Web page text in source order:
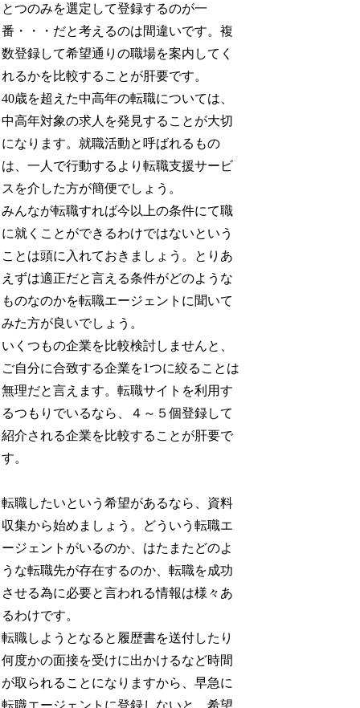
とつのみを選定して登録するのが一
番・・・だと考えるのは間違いです。複
数登録して希望通りの職場を案内してく
れるかを比較することが肝要です。
40歳を超えた中高年の転職については、
中高年対象の求人を発見することが大切
になります。就職活動と呼ばれるもの
は、一人で行動するより転職支援サービ
スを介した方が簡便でしょう。
みんなが転職すれば今以上の条件にて職
に就くことができるわけではないという
ことは頭に入れておきましょう。とりあ
えずは適正だと言える条件がどのような
ものなのかを転職エージェントに聞いて
みた方が良いでしょう。
いくつもの企業を比較検討しませんと、
ご自分に合致する企業を1つに絞ることは
無理だと言えます。転職サイトを利用す
るつもりでいるなら、４～５個登録して
紹介される企業を比較することが肝要で
す。
転職したいという希望があるなら、資料
収集から始めましょう。どういう転職エ
ージェントがいるのか、はたまたどのよ
うな転職先が存在するのか、転職を成功
させる為に必要と言われる情報は様々あ
るわけです。
転職しようとなると履歴書を送付したり
何度かの面接を受けに出かけるなど時間
が取られることになりますから、早急に